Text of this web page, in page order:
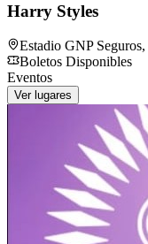
Harry Styles
Estadio GNP Seguros,
Boletos Disponibles
Eventos
Ver lugares